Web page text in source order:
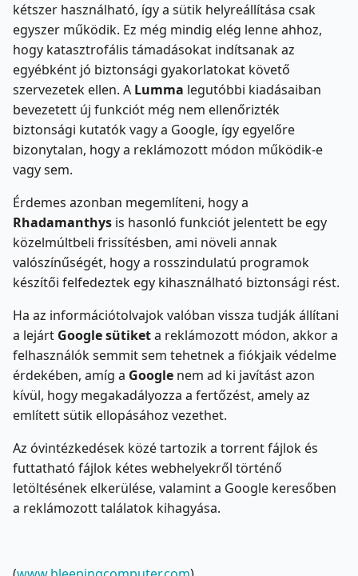
kétszer használható, így a sütik helyreállítása csak
egyszer működik. Ez még mindig elég lenne ahhoz,
hogy katasztrofális támadásokat indítsanak az
egyébként jó biztonsági gyakorlatokat követő
szervezetek ellen. A Lumma legutóbbi kiadásaiban
bevezetett új funkciót még nem ellenőrizték
biztonsági kutatók vagy a Google, így egyelőre
bizonytalan, hogy a reklámozott módon működik-e
vagy sem.
Érdemes azonban megemlíteni, hogy a
Rhadamanthys is hasonló funkciót jelentett be egy
közelmúltbeli frissítésben, ami növeli annak
valószínűségét, hogy a rosszindulatú programok
készítői felfedeztek egy kihasználható biztonsági rést.
Ha az információtolvajok valóban vissza tudják állítani
a lejárt Google sütiketa reklámozott módon, akkor a
felhasználók semmit sem tehetnek a fiókjaik védelme
érdekében, amíg a Google nem ad ki javítást azon
kívül, hogy megakadályozza a fertőzést, amely az
említett sütik ellopásához vezethet.
Az óvintézkedések közé tartozik a torrent fájlok és
futtatható fájlok kétes webhelyekről történő
letöltésének elkerülése, valamint a Google keresőben
a reklámozott találatok kihagyása.